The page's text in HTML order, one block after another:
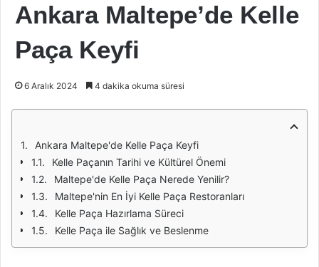
Ankara Maltepe’de Kelle
Paça Keyfi
6 Aralık 2024 4 dakika okuma süresi
Ankara Maltepe'de Kelle Paça Keyfi
Kelle Paçanın Tarihi ve Kültürel Önemi
Maltepe'de Kelle Paça Nerede Yenilir?
Maltepe'nin En İyi Kelle Paça Restoranları
Kelle Paça Hazırlama Süreci
Kelle Paça ile Sağlık ve Beslenme